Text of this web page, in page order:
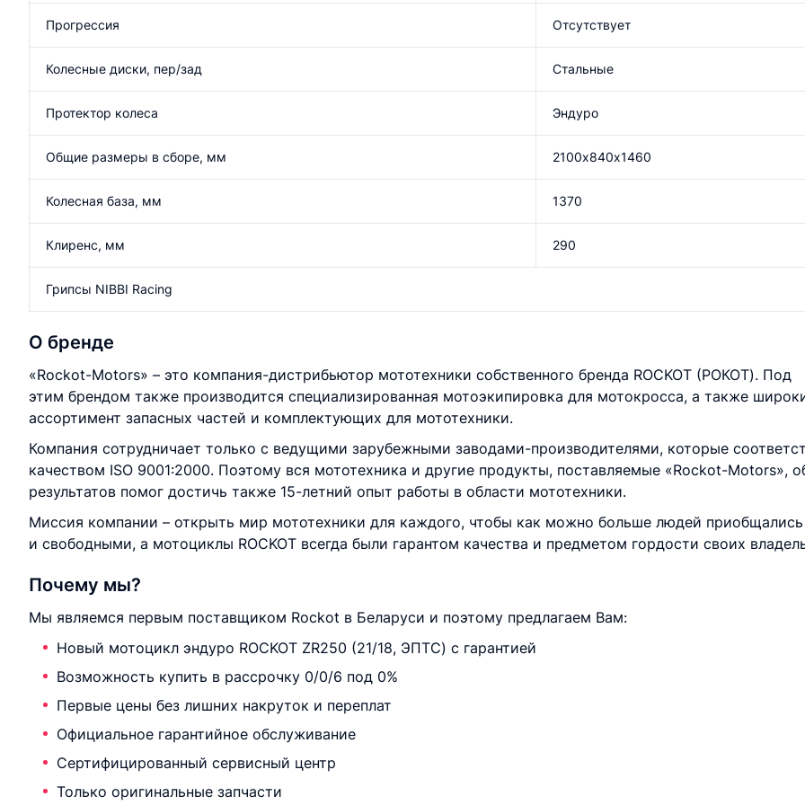
Прогрессия Отсутствует
Колесные диски, пер/зад Стальные
Протектор колеса Эндуро
Общие размеры в сборе, мм 2100х840х1460
Колесная база, мм 1370
Клиренс, мм 290
Грипсы NIBBI Racing
О бренде
«Rockot-Motors» – это компания-дистрибьютор мототехники собственного бренда ROCKOT (РОКОТ). Под
этим брендом также производится специализированная мотоэкипировка для мотокросса, а также
ассортимент запасных частей и комплектующих для мототехники.
Компания сотрудничает только с ведущими зарубежными заводами-производителями, которые
качеством ISO 9001:2000. Поэтому вся мототехника и другие продукты, поставляемые «Rockot-Motors»,
результатов помог достичь также 15-летний опыт работы в области мототехники.
Миссия компании – открыть мир мототехники для каждого, чтобы как можно больше людей
и свободными, а мотоциклы ROCKOT всегда были гарантом качества и предметом гордости своих
Почему мы?
Мы являемся первым поставщиком Rockot в Беларуси и поэтому предлагаем Вам:
Новый мотоцикл эндуро ROCKOT ZR250 (21/18, ЭПТС) с гарантией
Возможность купить в рассрочку 0/0/6 под 0%
Первые цены без лишних накруток и переплат
Официальное гарантийное обслуживание
Сертифицированный сервисный центр
Только оригинальные запчасти